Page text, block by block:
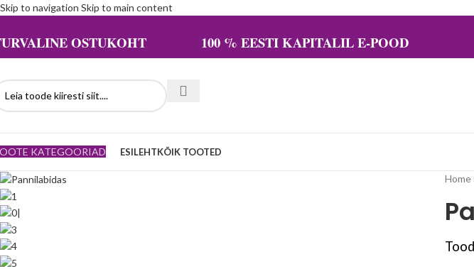
Skip to navigation Skip to main content
OSTUKOHT 100 % EESTI KAPITALIL E-POOD
KATEGOORIAD ESILEHTKÕIK TOOTED
Home